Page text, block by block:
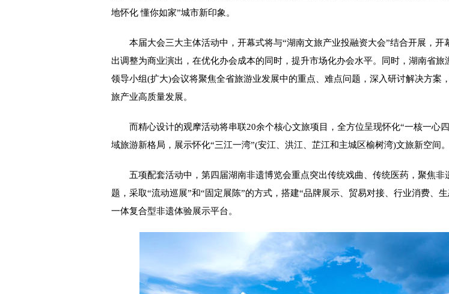
地怀化 懂你如家”城市新印象。
本届大会三大主体活动中，开幕式将与“湖南文旅产业投融资大会”结合开展，开
出调整为商业演出，在优化办会成本的同时，提升市场化办会水平。同时，湖南省旅
领导小组(扩大)会议将聚焦全省旅游业发展中的重点、难点问题，深入研讨解决方案
旅产业高质量发展。
而精心设计的观摩活动将串联20余个核心文旅项目，全方位呈现怀化“一核一心
域旅游新格局，展示怀化“三江一湾”(安江、洪江、芷江和主城区榆树湾)文旅新空间。
五项配套活动中，第四届湖南非遗博览会重点突出传统戏曲、传统医药，聚焦非
题，采取“流动巡展”和“固定展陈”的方式，搭建“品牌展示、贸易对接、行业消费、
一体复合型非遗体验展示平台。